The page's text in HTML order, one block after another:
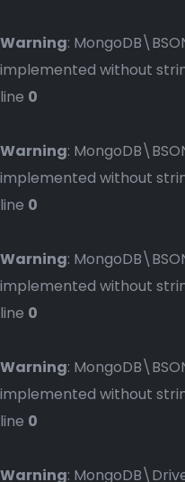
Warning:
implemented without
line 0
Warning:
implemented without
line 0
Warning:
implemented without
line 0
Warning:
implemented without
line 0
Warning: